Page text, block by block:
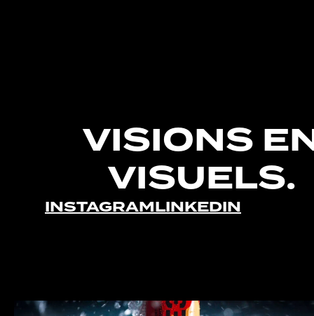
VISIONS
VISUELS.
INSTAGRAMLINKEDIN
Maple 3